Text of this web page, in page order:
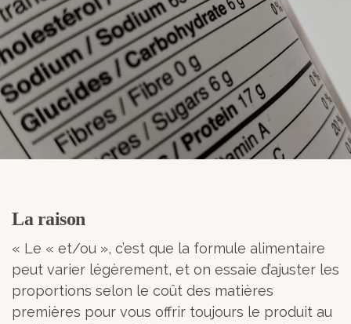
La raison
« Le « et/ou », c’est que la formule alimentaire
peut varier légèrement, et on essaie d’ajuster les
proportions selon le coût des matières
premières pour vous offrir toujours le produit au